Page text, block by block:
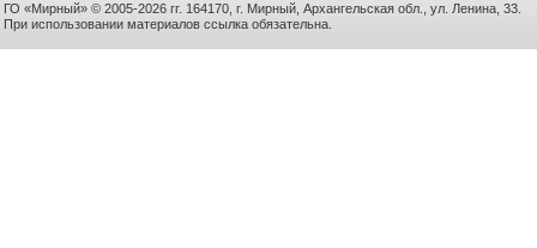
ГО «Мирный» © 2005-2026 гг. 164170, г. Мирный, Архангельская обл., ул. Ленина, 33.
При использовании материалов ссылка обязательна.